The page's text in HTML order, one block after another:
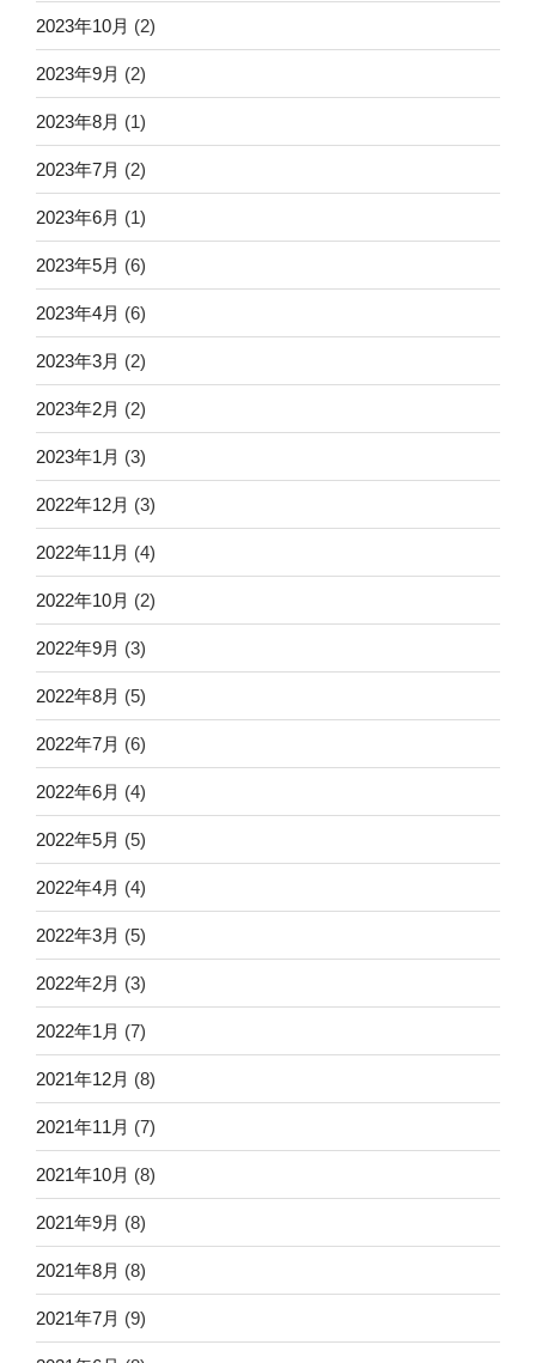
2023年10月 (2)
2023年9月 (2)
2023年8月 (1)
2023年7月 (2)
2023年6月 (1)
2023年5月 (6)
2023年4月 (6)
2023年3月 (2)
2023年2月 (2)
2023年1月 (3)
2022年12月 (3)
2022年11月 (4)
2022年10月 (2)
2022年9月 (3)
2022年8月 (5)
2022年7月 (6)
2022年6月 (4)
2022年5月 (5)
2022年4月 (4)
2022年3月 (5)
2022年2月 (3)
2022年1月 (7)
2021年12月 (8)
2021年11月 (7)
2021年10月 (8)
2021年9月 (8)
2021年8月 (8)
2021年7月 (9)